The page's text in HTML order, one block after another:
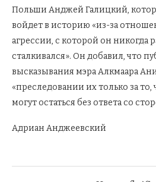
Польши Анджей Галицкий,
войдет в историю «из-за
агрессии, с которой он никогда
сталкивался». Он добавил, что
высказывания мэра Алкмаара
«преследовании их только за
могут остаться без ответа со
Адриан Анджеевский